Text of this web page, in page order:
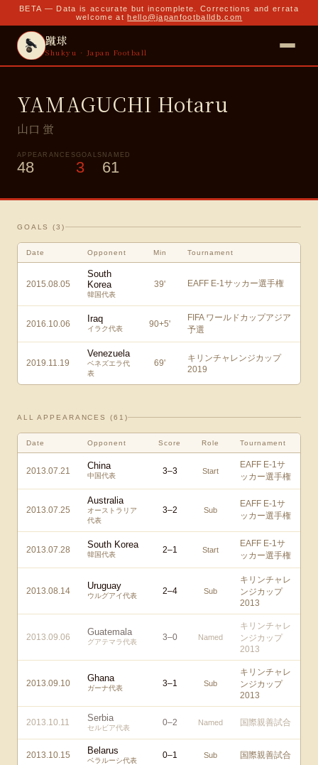
BETA — Data is accurate but incomplete. Corrections and errata
welcome at hello@japanfootballdb.com
蹴球
Shukyu · Japan Football
YAMAGUCHI Hotaru
山口 蛍
APPEARANCES
48
GOALS
3
NAMED
61
GOALS (3 )
Date Opponent Min Tournament
2015.08.05
South
Korea
韓国代表
39' EAFF E-1サッカー選手権
2016.10.06 Iraq
イラク代表 90+5'
FIFA ワールドカップアジア
予選
2019.11.19
Venezuela
ベネズエラ代
表
69'
キリンチャレンジカップ
2019
ALL APPEARANCES (61 )
Date Opponent Score Role Tournament
2013.07.21 China
中国代表 3–3 Start
EAFF E-1サ
ッカー選手権
2013.07.25
Australia
オーストラリア
代表
3–2 Sub
EAFF E-1サ
ッカー選手権
2013.07.28 South Korea
韓国代表 2–1 Start
EAFF E-1サ
ッカー選手権
2013.08.14 Uruguay
ウルグアイ代表 2–4 Sub
キリンチャレ
ンジカップ
2013
2013.09.06 Guatemala
グアテマラ代表 3–0 Named
キリンチャレ
ンジカップ
2013
2013.09.10 Ghana
ガーナ代表 3–1 Sub
キリンチャレ
ンジカップ
2013
2013.10.11 Serbia
セルビア代表
0–2 Named 国際親善試合
2013.10.15 Belarus
ベラルーシ代表
0–1 Sub 国際親善試合